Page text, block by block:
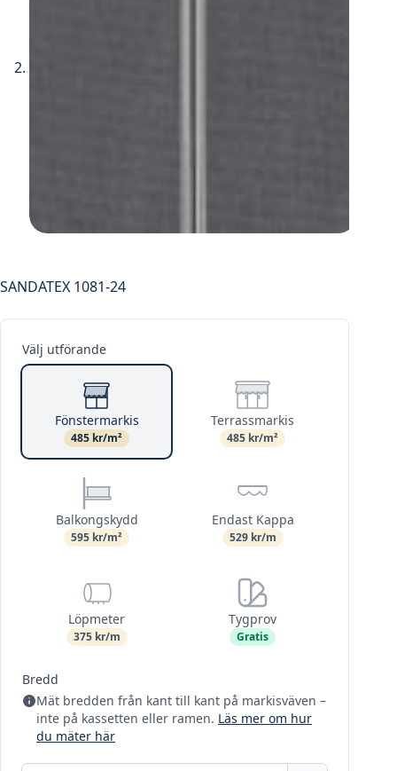
SANDATEX 1081-24
Välj utförande
Fönstermarkis
485 kr/m²
Terrassmarkis
485 kr/m²
Balkongskydd
595 kr/m²
Endast Kappa
529 kr/m
Löpmeter
375 kr/m
Tygprov
Gratis
Bredd
Mät bredden från kant till kant på markisväven –
inte på kassetten eller ramen. Läs mer om hur
du mäter här